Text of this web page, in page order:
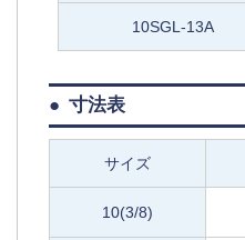
10SGL-13A
寸法表
サイズ
10(3/8)